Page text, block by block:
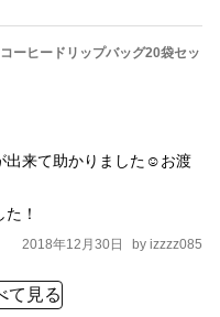
ーヒードリップバッグ20袋セッ
出来て助かりました☺︎お渡
！
2018年12月30日 by izzzz085
て見る